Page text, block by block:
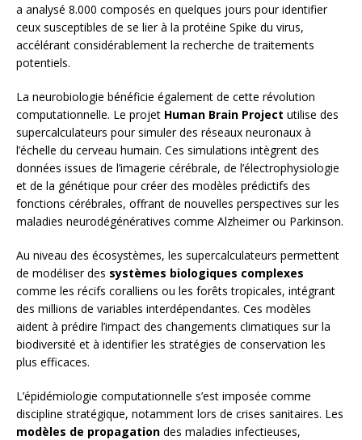
a analysé 8.000 composés en quelques jours pour identifier
ceux susceptibles de se lier à la protéine Spike du virus,
accélérant considérablement la recherche de traitements
potentiels.
La neurobiologie bénéficie également de cette révolution
computationnelle. Le projet Human Brain Project utilise des
supercalculateurs pour simuler des réseaux neuronaux à
l’échelle du cerveau humain. Ces simulations intègrent des
données issues de l’imagerie cérébrale, de l’électrophysiologie
et de la génétique pour créer des modèles prédictifs des
fonctions cérébrales, offrant de nouvelles perspectives sur les
maladies neurodégénératives comme Alzheimer ou Parkinson.
Au niveau des écosystèmes, les supercalculateurs permettent
de modéliser des systèmes biologiques complexes
comme les récifs coralliens ou les forêts tropicales, intégrant
des millions de variables interdépendantes. Ces modèles
aident à prédire l’impact des changements climatiques sur la
biodiversité et à identifier les stratégies de conservation les
plus efficaces.
L’épidémiologie computationnelle s’est imposée comme
discipline stratégique, notamment lors de crises sanitaires. Les
modèles de propagation des maladies infectieuses,